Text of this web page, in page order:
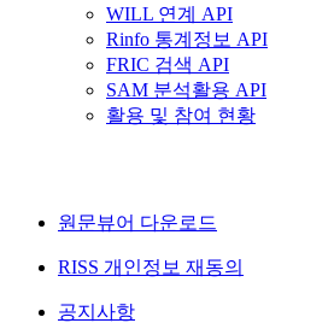
WILL 연계 API
Rinfo 통계정보 API
FRIC 검색 API
SAM 분석활용 API
활용 및 참여 현황
원문뷰어 다운로드
RISS 개인정보 재동의
공지사항